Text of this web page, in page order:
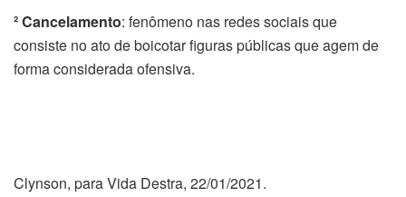
² Cancelamento: fenômeno nas redes sociais que
consiste no ato de boicotar figuras públicas que agem de
forma considerada ofensiva.
Clynson, para Vida Destra, 22/01/2021.